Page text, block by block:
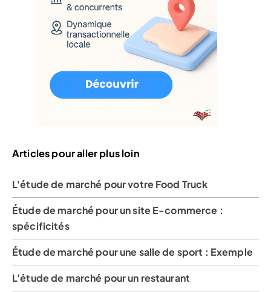
Articles pour aller plus loin
L'étude de marché pour votre Food Truck
Étude de marché pour un site E-commerce :
spécificités
Étude de marché pour une salle de sport : Exemple
L'étude de marché pour un restaurant